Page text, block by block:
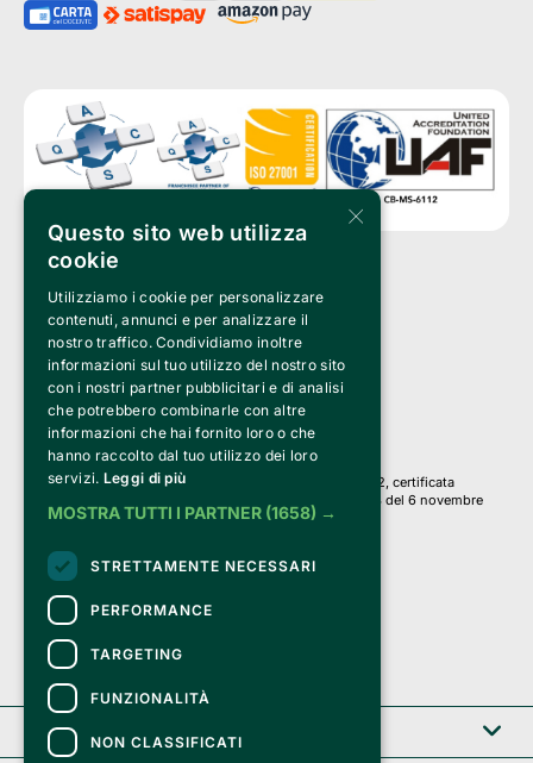
Clappit è un marchio di proprietà di:
Bemils Srl
a Socio Unico
Via Fosse Ardeatine, 4 -20092 Cinisello Balsamo (MI)
PI 05589050961
Iscr. C.C.I.A.A. Milano R.E.A. 1833471
© 2010-2025 Bemils Srl - Tutti i diritti riservati
Credits:
Clappit è basato sulla piattaforma di biglietteria Belive 6.2, certificata
dall’Agenzia delle Entrate con protocollo n. 2025/445474 del 6 novembre
2025.
Su Clappit i tuoi acquisti ed i tuoi dati
sono sicuri e protetti da un certificato SSL
con crittografia a 128 bit.
Clappit
×
Questo sito web utilizza
cookie
Utilizziamo i cookie per personalizzare
contenuti, annunci e per analizzare il
nostro traffico. Condividiamo inoltre
informazioni sul tuo utilizzo del nostro sito
con i nostri partner pubblicitari e di analisi
che potrebbero combinarle con altre
informazioni che hai fornito loro o che
hanno raccolto dal tuo utilizzo dei loro
servizi. Leggi di più
MOSTRA TUTTI I PARTNER (1658) →
STRETTAMENTE NECESSARI
PERFORMANCE
TARGETING
FUNZIONALITÀ
NON CLASSIFICATI